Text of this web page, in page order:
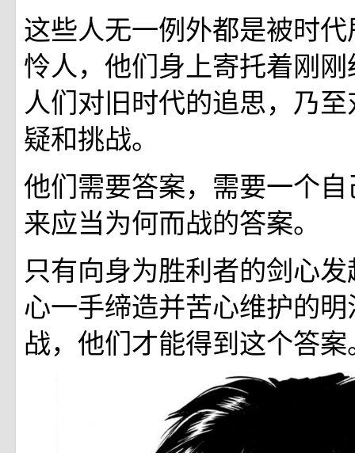
这些人无一例外都是被时
怜人，他们身上寄托着刚
人们对旧时代的追思，乃
疑和挑战。
他们需要答案，需要一个
来应当为何而战的答案。
只有向身为胜利者的剑心
心一手缔造并苦心维护的
战，他们才能得到这个答案